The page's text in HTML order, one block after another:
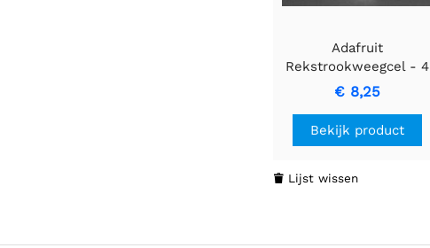
Adafruit
Rekstrookweegcel - 4
draden - 5 kg
€ 8,25
Bekijk product
 Lijst wissen